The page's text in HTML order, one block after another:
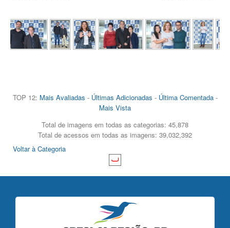
TOP 12: Mais Avaliadas - Últimas Adicionadas - Última Comentada-
Mais Vista
Total de imagens em todas as categorias: 45,878
Total de acessos em todas as imagens: 39,032,392
Voltar à Categoria